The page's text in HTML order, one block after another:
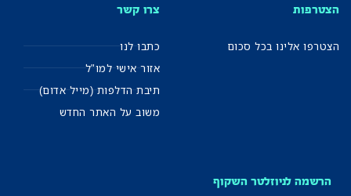
הצטרפות
הצטרפו אלינו בכל סכום
צרו קשר
כתבו לנו
אזור אישי למו"ל
תיבת הדלפות (מייל אדום)
משוב על האתר החדש
הרשמה לניוזלטר השקוף